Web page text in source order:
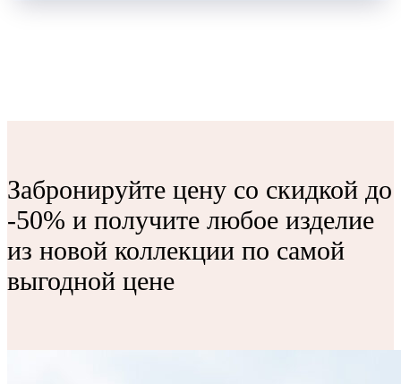
Забронируйте цену со скидкой до
-50% и получите любое изделие
из новой коллекции по самой
выгодной цене